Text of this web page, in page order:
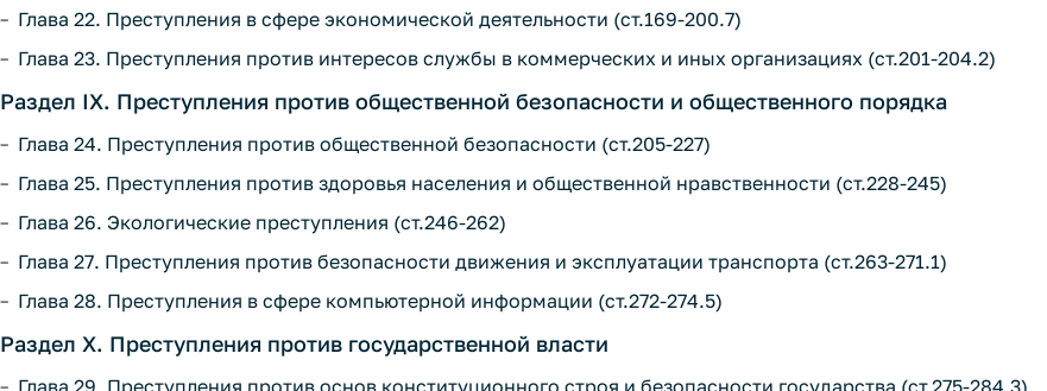
Глава 22. Преступления в сфере экономической деятельности (ст.169-200.7)
Глава 23. Преступления против интересов службы в коммерческих и иных организациях (ст.201-204.2)
Раздел IX. Преступления против общественной безопасности и общественного порядка
Глава 24. Преступления против общественной безопасности (ст.205-227)
Глава 25. Преступления против здоровья населения и общественной нравственности (ст.228-245)
Глава 26. Экологические преступления (ст.246-262)
Глава 27. Преступления против безопасности движения и эксплуатации транспорта (ст.263-271.1)
Глава 28. Преступления в сфере компьютерной информации (ст.272-274.5)
Раздел X. Преступления против государственной власти
Глава 29. Преступления против основ конституционного строя и безопасности государства (ст.275-284.3)